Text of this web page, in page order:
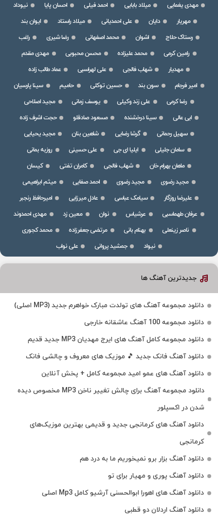
مهدی یغمایی
میلاد بابایی احمد فیلی احسان پایا
نیوداد
مهریار
دایان علی احمدیانی میلاد راستاد
ایوان بند
رستاک حلاج
اشوان محمد اصفهانی رضا شیری
راغب
رامین کرمی
محمد علیزاده محسن محبوبی
مهدی مقدم
مهدیار
شهاب فالجی علی لهراسبی
عماد طالب زاده
امیر فرجام
سون بند حسین توکلی حامیم
سینا پارسیان
رضا کرمی
علی زند وکیلی یوسف زمانی
مجید اصلاحی
ابی عالی
سینا درخشنده مسعود صادقلو
حجت اشرف زاده
سهیل رحمانی
گرشا رضایی شاهین بنان
مجید یحیایی
سامان جلیلی
ایلیا ای جی علی حسینی
روزبه بمانی
ماهان بهرام خان
شهاب فالجی کامران تفتی
کیسان
مجید رضوی
مجید رضوی احمد صفایی
میثم ابراهیمی
علیرضا روزگار
سیامک عباسی عادل میرزایی
امیرحافظ رنجبر
عرفان طهماسبی
عرشیاس نوان معین زد
مهدی احمدوند
ناصر زینعلی
بهنام بانی مرتضی جعفرزاده
محمد کجوری
نیواد
جمشید پروانی علی نواب
جدیدترین آهنگ ها
دانلود مجموعه آهنگ های تولدت مبارک خواهرم جدید (MP3 اصلی)
دانلود مجموعه 100 آهنگ عاشقانه خارجی
دانلود مجموعه کامل آهنگ های ایرج مهدیان MP3 جدید قدیم
دانلود آهنگ فانک جدید 🎵 موزیک‌ های معروف و چالشی فانک
دانلود آهنگ های عمو امید مجموعه کامل + پخش آنلاین
دانلود مجموعه آهنگ برای چالش تغییر ناخن MP3 مخصوص دیده
شدن در اکسپلور
دانلود آهنگ‌ های کرمانجی جدید و قدیمی بهترین موزیک‌های
کرمانجی
دانلود آهنگ بزار برو نمیخوریم ما به درد هم
دانلود آهنگ پوری و مهیار برای تو
دانلود آهنگ های اهورا ابوالحسنی آرشیو کامل Mp3 اصلی
دانلود آهنگ اردلان دو قطبی